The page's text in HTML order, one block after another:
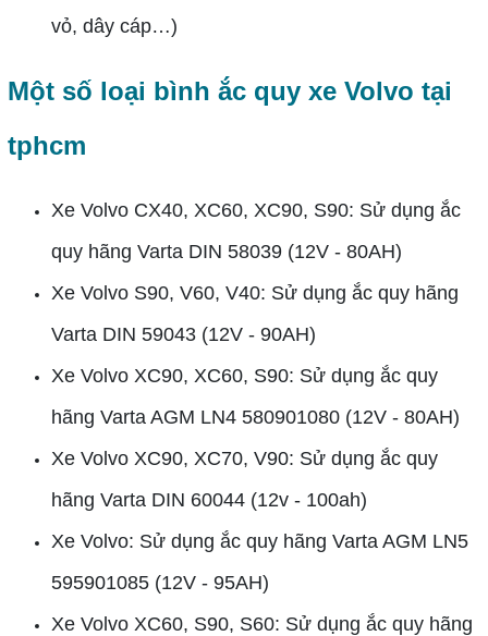
vỏ, dây cáp…)
Một số loại bình ắc quy xe Volvo tại
tphcm
Xe Volvo CX40, XC60, XC90, S90: Sử dụng ắc
quy hãng Varta DIN 58039 (12V - 80AH)
Xe Volvo S90, V60, V40: Sử dụng ắc quy hãng
Varta DIN 59043 (12V - 90AH)
Xe Volvo XC90, XC60, S90: Sử dụng ắc quy
hãng Varta AGM LN4 580901080 (12V - 80AH)
Xe Volvo XC90, XC70, V90: Sử dụng ắc quy
hãng Varta DIN 60044 (12v - 100ah)
Xe Volvo: Sử dụng ắc quy hãng Varta AGM LN5
595901085 (12V - 95AH)
Xe Volvo XC60, S90, S60: Sử dụng ắc quy hãng